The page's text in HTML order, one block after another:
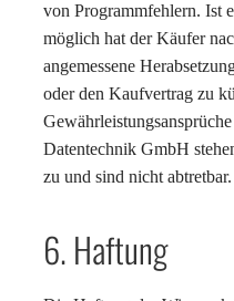
von Programmfehlern. Ist
möglich hat der Käufer
angemessene
oder den Kaufvertrag zu
Datentechnik GmbH
zu und sind nicht abtretbar.
6. Haftung